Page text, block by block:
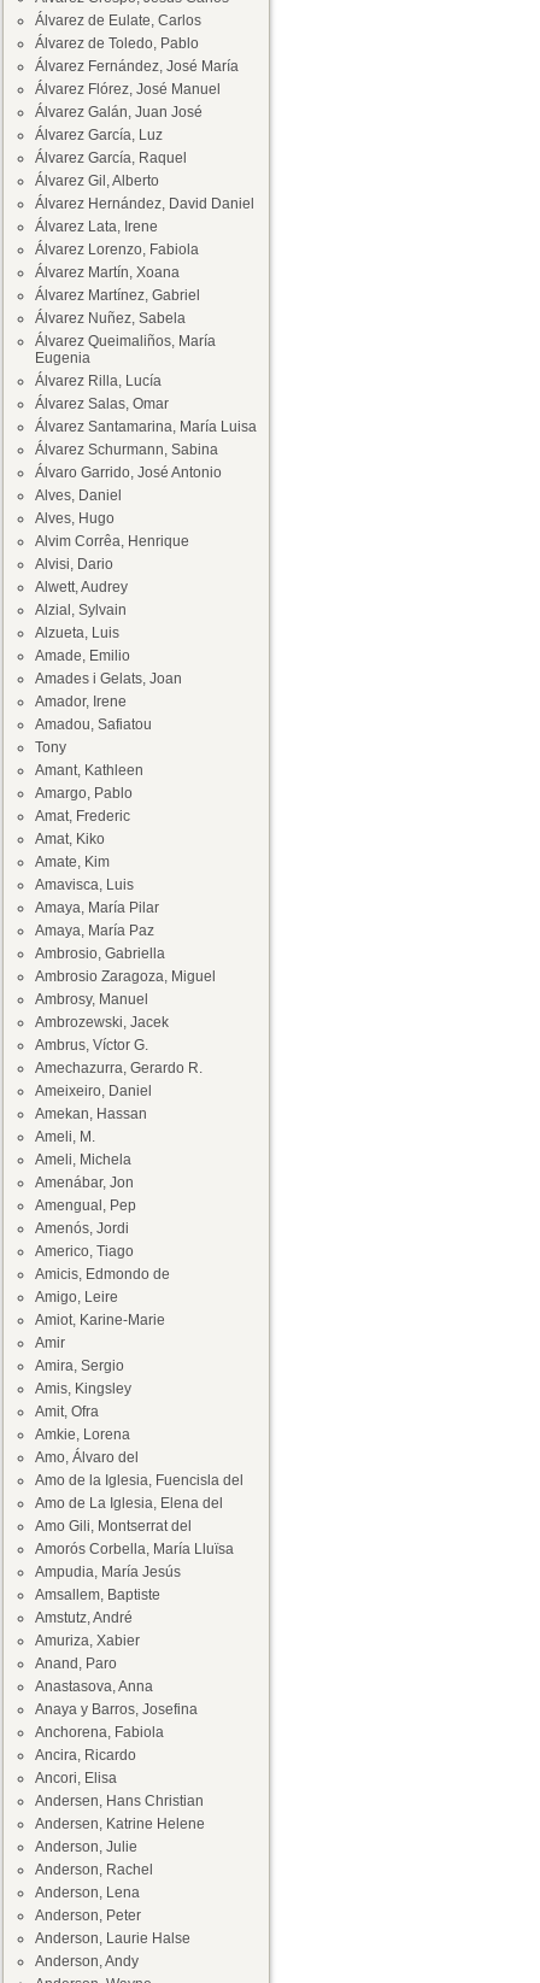
Álvarez de Eulate, Carlos
Álvarez de Toledo, Pablo
Álvarez Fernández, José María
Álvarez Flórez, José Manuel
Álvarez Galán, Juan José
Álvarez García, Luz
Álvarez García, Raquel
Álvarez Gil, Alberto
Álvarez Hernández, David Daniel
Álvarez Lata, Irene
Álvarez Lorenzo, Fabiola
Álvarez Martín, Xoana
Álvarez Martínez, Gabriel
Álvarez Nuñez, Sabela
Álvarez Queimaliños, María
Eugenia
Álvarez Rilla, Lucía
Álvarez Salas, Omar
Álvarez Santamarina, María Luisa
Álvarez Schurmann, Sabina
Álvaro Garrido, José Antonio
Alves, Daniel
Alves, Hugo
Alvim Corrêa, Henrique
Alvisi, Dario
Alwett, Audrey
Alzial, Sylvain
Alzueta, Luis
Amade, Emilio
Amades i Gelats, Joan
Amador, Irene
Amadou, Safiatou
Tony
Amant, Kathleen
Amargo, Pablo
Amat, Frederic
Amat, Kiko
Amate, Kim
Amavisca, Luis
Amaya, María Pilar
Amaya, María Paz
Ambrosio, Gabriella
Ambrosio Zaragoza, Miguel
Ambrosy, Manuel
Ambrozewski, Jacek
Ambrus, Víctor G.
Amechazurra, Gerardo R.
Ameixeiro, Daniel
Amekan, Hassan
Ameli, M.
Ameli, Michela
Amenábar, Jon
Amengual, Pep
Amenós, Jordi
Americo, Tiago
Amicis, Edmondo de
Amigo, Leire
Amiot, Karine-Marie
Amir
Amira, Sergio
Amis, Kingsley
Amit, Ofra
Amkie, Lorena
Amo, Álvaro del
Amo de la Iglesia, Fuencisla del
Amo de La Iglesia, Elena del
Amo Gili, Montserrat del
Amorós Corbella, María Lluïsa
Ampudia, María Jesús
Amsallem, Baptiste
Amstutz, André
Amuriza, Xabier
Anand, Paro
Anastasova, Anna
Anaya y Barros, Josefina
Anchorena, Fabiola
Ancira, Ricardo
Ancori, Elisa
Andersen, Hans Christian
Andersen, Katrine Helene
Anderson, Julie
Anderson, Rachel
Anderson, Lena
Anderson, Peter
Anderson, Laurie Halse
Anderson, Andy